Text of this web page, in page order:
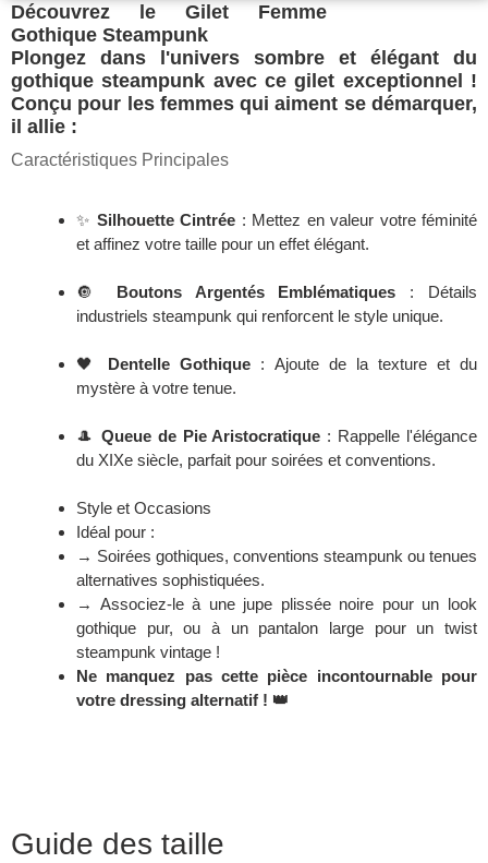
Découvrez le Gilet Femme
Gothique Steampunk
Plongez dans l'univers sombre et élégant du
gothique steampunk avec ce gilet exceptionnel !
Conçu pour les femmes qui aiment se démarquer,
il allie :
Caractéristiques Principales
✨ Silhouette Cintrée : Mettez en valeur votre féminité
et affinez votre taille pour un effet élégant.
🔘 Boutons Argentés Emblématiques : Détails
industriels steampunk qui renforcent le style unique.
🖤 Dentelle Gothique : Ajoute de la texture et du
mystère à votre tenue.
🎩 Queue de Pie Aristocratique : Rappelle l'élégance
du XIXe siècle, parfait pour soirées et conventions.
Style et Occasions
Idéal pour :
→ Soirées gothiques, conventions steampunk ou tenues
alternatives sophistiquées.
→ Associez-le à une jupe plissée noire pour un look
gothique pur, ou à un pantalon large pour un twist
steampunk vintage !
Ne manquez pas cette pièce incontournable pour
votre dressing alternatif ! 👑
Guide des taille